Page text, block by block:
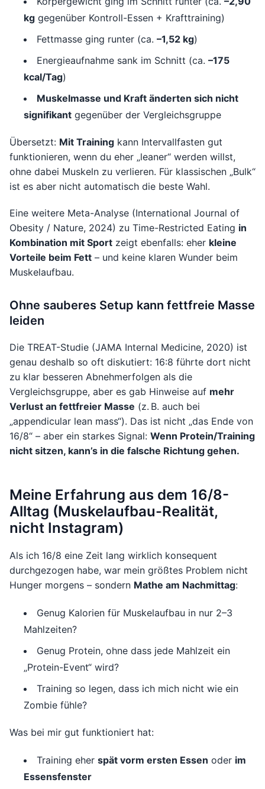
kg gegenüber Kontroll-Essen + Krafttraining)
Fettmasse ging runter (ca. –1,52 kg)
Energieaufnahme sank im Schnitt (ca. –175
kcal/Tag)
Muskelmasse und Kraft änderten sich nicht
signifikant gegenüber der Vergleichsgruppe
Übersetzt: Mit Training kann Intervallfasten gut
funktionieren, wenn du eher „leaner“ werden willst,
ohne dabei Muskeln zu verlieren. Für klassischen „Bulk“
ist es aber nicht automatisch die beste Wahl.
Eine weitere Meta-Analyse (International Journal of
Obesity / Nature, 2024) zu Time-Restricted Eating in
Kombination mit Sport zeigt ebenfalls: eher kleine
Vorteile beim Fett – und keine klaren Wunder beim
Muskelaufbau.
Ohne sauberes Setup kann fettfreie Masse
leiden
Die TREAT-Studie (JAMA Internal Medicine, 2020) ist
genau deshalb so oft diskutiert: 16:8 führte dort nicht
zu klar besseren Abnehmerfolgen als die
Vergleichsgruppe, aber es gab Hinweise auf mehr
Verlust an fettfreier Masse (z. B. auch bei
„appendicular lean mass“). Das ist nicht „das Ende von
16/8“ – aber ein starkes Signal: Wenn Protein/Training
nicht sitzen, kann’s in die falsche Richtung gehen.
Meine Erfahrung aus dem 16/8-
Alltag (Muskelaufbau-Realität,
nicht Instagram)
Als ich 16/8 eine Zeit lang wirklich konsequent
durchgezogen habe, war mein größtes Problem nicht
Hunger morgens – sondern Mathe am Nachmittag:
Genug Kalorien für Muskelaufbau in nur 2–3
Mahlzeiten?
Genug Protein, ohne dass jede Mahlzeit ein
„Protein-Event“ wird?
Training so legen, dass ich mich nicht wie ein
Zombie fühle?
Was bei mir gut funktioniert hat:
Training eher spät vorm ersten Essen oder im
Essensfenster